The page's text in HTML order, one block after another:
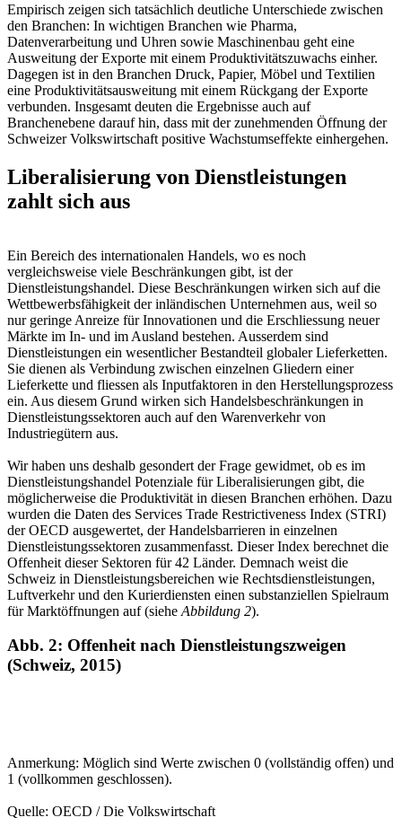
Empirisch zeigen sich tatsächlich deutliche Unterschiede zwischen
den Branchen: In wichtigen Branchen wie Pharma,
Datenverarbeitung und Uhren sowie Maschinenbau geht eine
Ausweitung der Exporte mit einem Produktivitätszuwachs einher.
Dagegen ist in den Branchen Druck, Papier, Möbel und Textilien
eine Produktivitätsausweitung mit einem Rückgang der Exporte
verbunden. Insgesamt deuten die Ergebnisse auch auf
Branchenebene darauf hin, dass mit der zunehmenden Öffnung der
Schweizer Volkswirtschaft positive Wachstumseffekte einhergehen.
Liberalisierung von Dienstleistungen
zahlt sich aus
Ein Bereich des internationalen Handels, wo es noch
vergleichsweise viele Beschränkungen gibt, ist der
Dienstleistungshandel. Diese Beschränkungen wirken sich auf die
Wettbewerbsfähigkeit der inländischen Unternehmen aus, weil so
nur geringe Anreize für Innovationen und die Erschliessung neuer
Märkte im In- und im Ausland bestehen. Ausserdem sind
Dienstleistungen ein wesentlicher Bestandteil globaler Lieferketten.
Sie dienen als Verbindung zwischen einzelnen Gliedern einer
Lieferkette und fliessen als Inputfaktoren in den Herstellungsprozess
ein. Aus diesem Grund wirken sich Handelsbeschränkungen in
Dienstleistungssektoren auch auf den Warenverkehr von
Industriegütern aus.
Wir haben uns deshalb gesondert der Frage gewidmet, ob es im
Dienstleistungshandel Potenziale für Liberalisierungen gibt, die
möglicherweise die Produktivität in diesen Branchen erhöhen. Dazu
wurden die Daten des Services Trade Restrictiveness Index (STRI)
der OECD ausgewertet, der Handelsbarrieren in einzelnen
Dienstleistungssektoren zusammenfasst. Dieser Index berechnet die
Offenheit dieser Sektoren für 42 Länder. Demnach weist die
Schweiz in Dienstleistungsbereichen wie Rechtsdienstleistungen,
Luftverkehr und den Kurierdiensten einen substanziellen Spielraum
für Marktöffnungen auf (siehe Abbildung 2).
Abb. 2: Offenheit nach Dienstleistungszweigen
(Schweiz, 2015)
Anmerkung: Möglich sind Werte zwischen 0 (vollständig offen) und
1 (vollkommen geschlossen).
Quelle: OECD / Die Volkswirtschaft